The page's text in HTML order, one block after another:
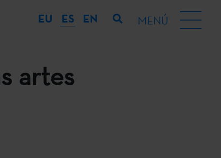
EU ES EN MENÚ
artes